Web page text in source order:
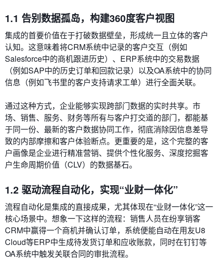
1.1 告别数据孤岛，构建360度客户视图
集成的首要价值在于打破数据壁垒，形成统一且立体的客户
认知。这意味着将CRM系统中记录的客户交互（例如
Salesforce中的商机跟进历史）、ERP系统中的交易数据
（例如SAP中的历史订单和回款记录）以及OA系统中的协同
信息（例如飞书里的客户支持请求工单）进行全面关联。
通过这种方式，企业能够实现跨部门数据的实时共享。市
场、销售、服务、财务等所有与客户打交道的部门，都能基
于同一份、最新的客户数据协同工作，彻底消除因信息差导
致的内部摩擦和客户体验断点。更重要的是，这个完整的客
户画像是企业进行精准营销、提供个性化服务、深度挖掘客
户生命周期价值（CLV）的数据基石。
1.2 驱动流程自动化，实现“业财一体化”
流程自动化是集成的直接成果，尤其体现在“业财一体化”这一
核心场景中。想象一下这样的流程：销售人员在纷享销客
CRM中赢得一个商机并确认订单，系统便能自动在用友U8
Cloud等ERP中生成待发货订单和应收账款，同时在钉钉等
OA系统中触发关联合同的审批流程。